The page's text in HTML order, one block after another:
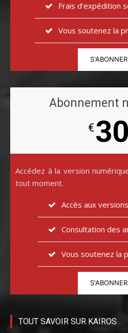
Frais d’expédition
Vous soutenez la
S'ABONNER
Abonnement
€30
Accédez à la version
tout moment.
Accès aux
Consultation des
Vous soutenez la
S'ABONNER
TOUT SAVOIR SUR KAIROS